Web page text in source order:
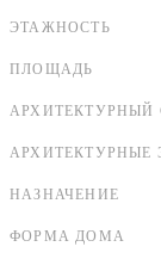
ЭТАЖНОСТЬ
ПЛОЩАДЬ
АРХИТЕКТУРНЫЙ
АРХИТЕКТУРНЫЕ
НАЗНАЧЕНИЕ
ФОРМА ДОМА